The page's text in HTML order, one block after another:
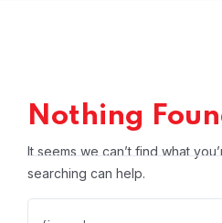
Nothing
It seems we can’t find what
searching can help.